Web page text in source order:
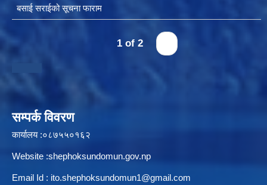
बसाई सराईको सूचना फाराम
1 of 2
सम्पर्क विवरण
कार्यालय :०८७५५०१६२
Website :shephoksundomun.gov.np
Email Id : ito.shephoksundomun1@gmail.com